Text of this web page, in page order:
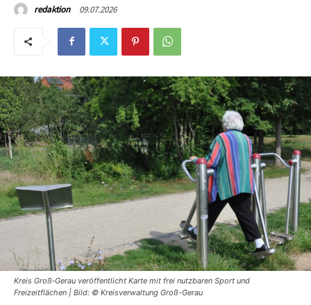
redaktion 09.07.2026
Kreis Groß‑Gerau veröffentlicht Karte mit frei nutzbaren Sport und
Freizeitflächen | Bild: © Kreisverwaltung Groß-Gerau